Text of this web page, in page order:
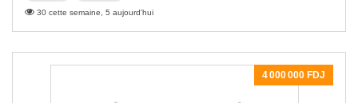
30 cette semaine, 5 aujourd'hui
4 000 000 FDJ